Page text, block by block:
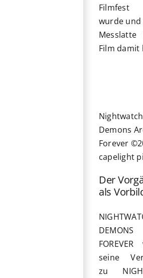
Filmfest
wurde
Film damit
Demons
Forever
capelight
Der
als
seine
zu